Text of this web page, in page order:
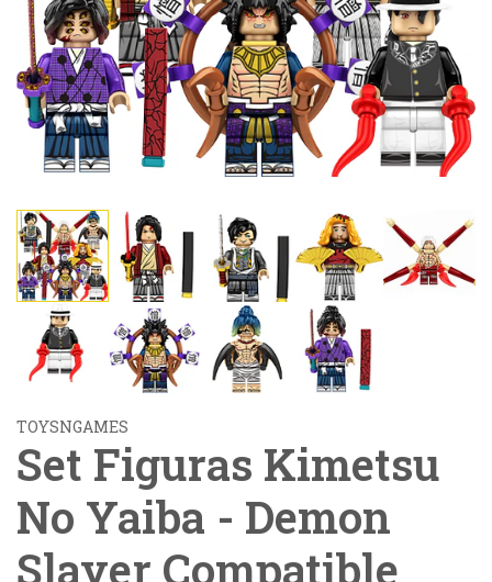
TOYSNGAMES
Set Figuras Kimetsu
No Yaiba - Demon
Slayer Compatible